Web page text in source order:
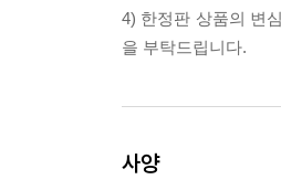
4) 한정판 상품의 변
을 부탁드립니다.
사양